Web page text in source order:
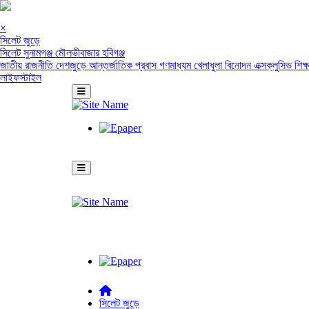
×
সিলেট জুড়ে
সিলেটসুনামগঞ্জ মৌলভীবাজারহবিগঞ্জ
জাতীয় রাজনীতিদেশজুড়ে আন্তর্জাতিক প্রবাসগণমাধ্যমখেলাধুলা বিনোদনএক্সক্লুসিভ
লাইফস্টাইল
সিলেট জুড়ে